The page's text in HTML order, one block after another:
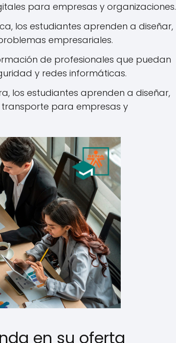
para empresas y organizaciones.
los estudiantes aprenden a diseñar,
empresariales.
de profesionales que puedan
y redes informáticas.
los estudiantes aprenden a diseñar,
para empresas y
en su oferta